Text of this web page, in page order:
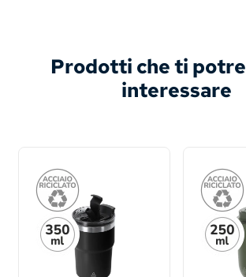
Prodotti che ti
interessare